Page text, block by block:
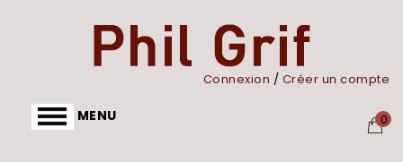
Connexion / Créer un compte
0
MENU